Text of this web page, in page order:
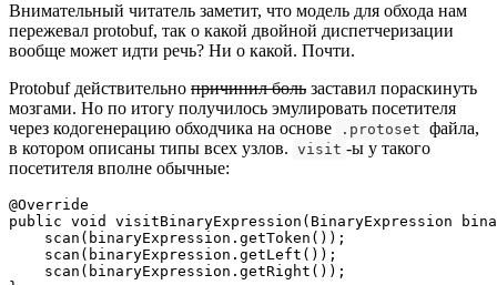
Внимательный читатель заметит, что модель для обхода нам
пережевал protobuf, так о какой двойной диспетчеризации
вообще может идти речь? Ни о какой. Почти.
Protobuf действительно причинил боль заставил пораскинуть
мозгами. Но по итогу получилось эмулировать посетителя
через кодогенерацию обходчика на основе
.protoset файла,
в котором описаны типы всех узлов. visit -ы у такого
посетителя вполне обычные:
@Override
public void visitBinaryExpression(BinaryExpression
    scan(binaryExpression.getToken());
    scan(binaryExpression.getLeft());
    scan(binaryExpression.getRight());